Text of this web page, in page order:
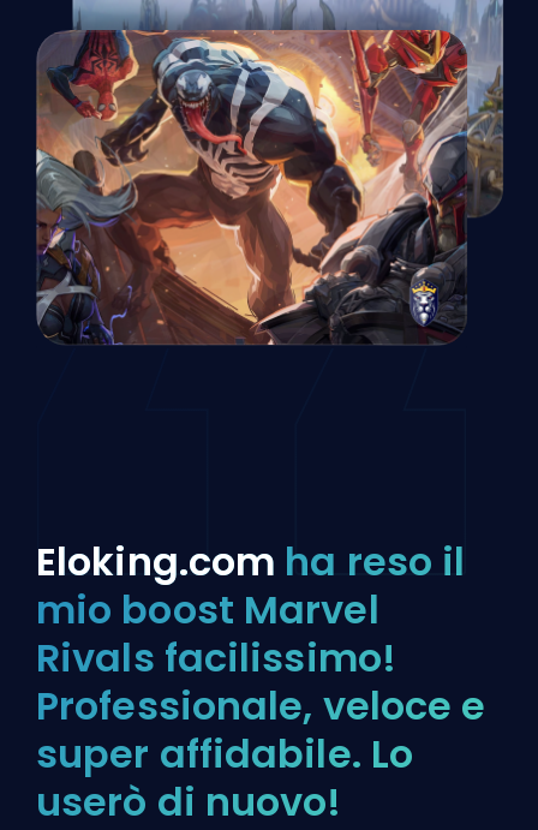
Eloking.com ha reso il
mio boost Marvel
Rivals facilissimo!
Professionale, veloce e
super affidabile. Lo
userò di nuovo!